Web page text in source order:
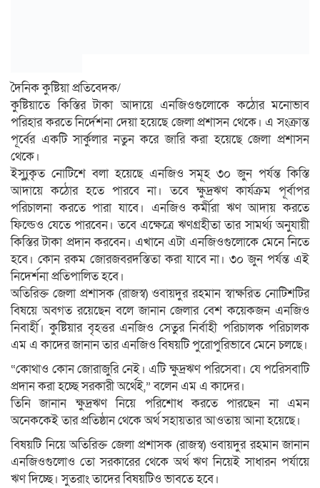
দৈনিক কুষ্টিয়া প্রতিবেদক/
কুষ্টিয়াতে কিস্তির টাকা আদায়ে এনজিওগুলোকে কঠোর মনোভাব
পরিহার করতে নির্দেশনা দেয়া হয়েছে জেলা প্রশাসন থেকে। এ সংক্রান্ত
পূর্বের একটি সার্কুলার নতুন করে জারি করা হয়েছে জেলা প্রশাসন
থেকে।
ইসু্যুকৃত নোটিশে বলা হয়েছে এনজিও সমূহ ৩০ জুন পর্যন্ত কিস্তি
আদায়ে কঠোর হতে পারবে না। তবে ক্ষুদ্রঋণ কার্যক্রম পূর্বাপর
পরিচালনা করতে পারা যাবে। এনজিও কর্মীরা ঋণ আদায় করতে
ফিল্ডেও যেতে পারবেন। তবে এক্ষেত্রে ঋণগ্রহীতা তার সামর্থ্য অনুযায়ী
কিস্তির টাকা প্রদান করবেন। এখানে এটা এনজিওগুলোকে মেনে নিতে
হবে। কোন রকম জোরজবরদস্তিতা করা যাবে না। ৩০ জুন পর্যন্ত এই
নিদের্শনা প্রতিপালিত হবে।
অতিরিক্ত জেলা প্রশাসক (রাজস্ব) ওবায়দুর রহমান স্বাক্ষরিত নোটিশটির
বিষয়ে অবগত রয়েছেন বলে জানান জেলার বেশ কয়েকজন এনজিও
নিবার্হী। কুষ্টিয়ার বৃহত্তর এনজিও সেতুর নির্বাহী পরিচালক পরিচালক
এম এ কাদের জানান তার এনজিও বিষয়টি পুরোপুরিভাবে মেনে চলছে।
“কোথাও কোন জোরাজুরি নেই। এটি ক্ষুদ্রঋণ পরিসেবা। যে পরেিসবাটি
প্রদান করা হচ্ছে সরকারী অর্থেই,” বলেন এম এ কাদের।
তিনি জানান ক্ষুদ্রঋণ নিয়ে পরিশোধ করতে পারছেন না এমন
অনেককেই তার প্রতিষ্ঠান থেকে অর্থ সহায়তার আওতায় আনা হয়েছে।
বিষয়টি নিয়ে অতিরিক্ত জেলা প্রশাসক (রাজস্ব) ওবায়দুর রহমান জানান
এনজিওগুলোও তো সরকারের থেকে অর্থ ঋণ নিয়েই সাধারন পর্যায়ে
ঋণ দিচ্ছে। সুতরাং তাদের বিষয়টিও ভাবতে হবে।